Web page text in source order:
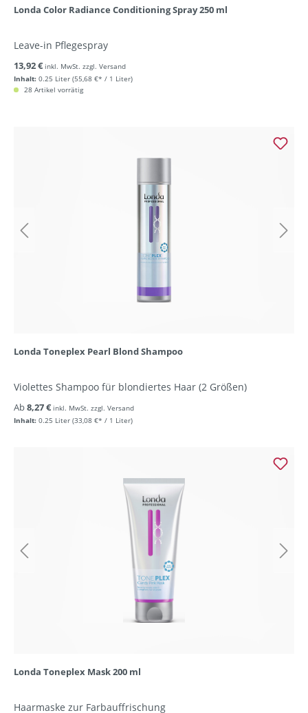
Londa Color Radiance Conditioning Spray 250 ml
Leave-in Pflegespray
Inhalt: 0.25 Liter (55,68 €* / 1 Liter)
13,92 € inkl. MwSt. zzgl. Versand
28 Artikel vorrätig
Londa Toneplex Pearl Blond Shampoo
Violettes Shampoo für blondiertes Haar (2 Größen)
Inhalt: 0.25 Liter (33,08 €* / 1 Liter)
Ab8,27 € inkl. MwSt. zzgl. Versand
Londa Toneplex Mask 200 ml
Haarmaske zur Farbauffrischung